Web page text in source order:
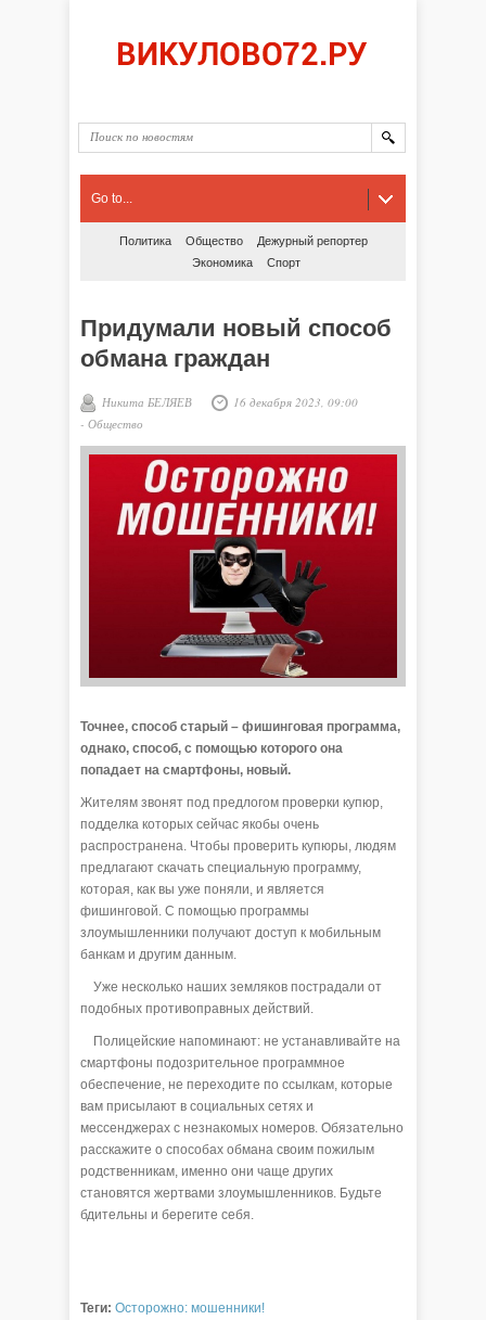
Go to...
Политика Общество
Дежурный репортер
Экономика
Спорт
Придумали новый способ
обмана граждан
Никита БЕЛЯЕВ
16 декабря 2023, 09:00
- Общество
Точнее, способ старый – фишинговая программа,
однако, способ, с помощью которого она
попадает на смартфоны, новый.
Жителям звонят под предлогом проверки купюр,
подделка которых сейчас якобы очень
распространена. Чтобы проверить купюры, людям
предлагают скачать специальную программу,
которая, как вы уже поняли, и является
фишинговой. С помощью программы
злоумышленники получают доступ к мобильным
банкам и другим данным.
Уже несколько наших земляков пострадали от
подобных противоправных действий.
Полицейские напоминают: не устанавливайте на
смартфоны подозрительное программное
обеспечение, не переходите по ссылкам, которые
вам присылают в социальных сетях и
мессенджерах с незнакомых номеров. Обязательно
расскажите о способах обмана своим пожилым
родственникам, именно они чаще других
становятся жертвами злоумышленников. Будьте
бдительны и берегите себя.
Теги: Осторожно: мошенники!